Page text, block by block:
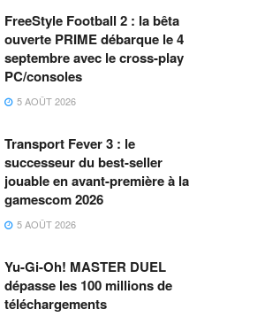
FreeStyle Football 2 : la bêta
ouverte PRIME débarque le 4
septembre avec le cross-play
PC/consoles
5 AOÛT 2026
Transport Fever 3 : le
successeur du best-seller
jouable en avant-première à la
gamescom 2026
5 AOÛT 2026
Yu-Gi-Oh! MASTER DUEL
dépasse les 100 millions de
téléchargements